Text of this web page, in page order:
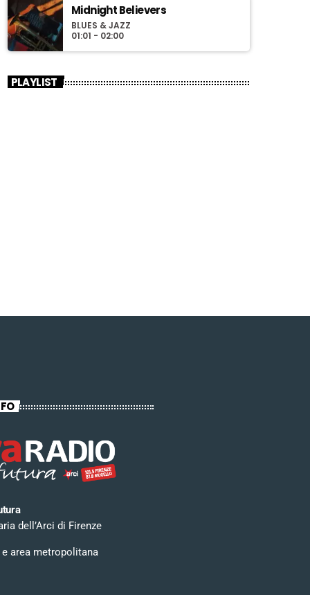
Midnight Believers
BLUES & JAZZ
01:01 - 02:00
PLAYLIST
dell’Arci di Firenze
e area metropolitana